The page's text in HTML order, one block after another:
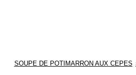
SOUPE DE POTIMARRON AUX CEPES